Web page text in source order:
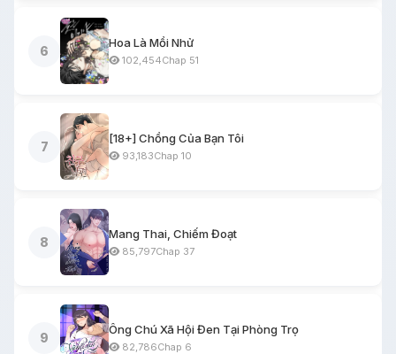
6
Hoa Là Mồi Nhử
102,454Chap 51
7
[18+] Chồng Của Bạn Tôi
93,183Chap 10
8
Mang Thai, Chiếm Đoạt
85,797Chap 37
9
Ông Chú Xã Hội Đen Tại Phòng Trọ
82,786Chap 6